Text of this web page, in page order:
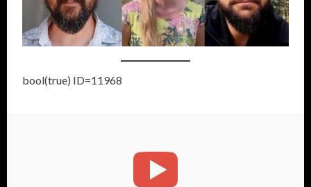
bool(true) ID=11968